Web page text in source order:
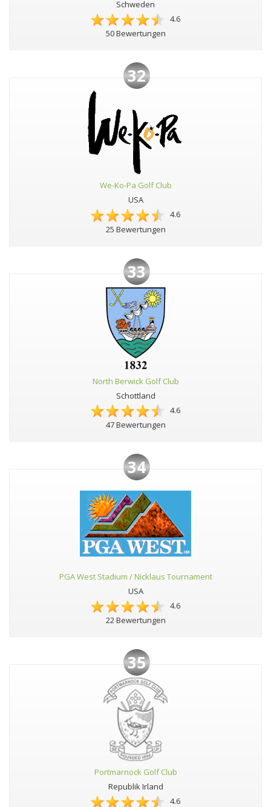
Schweden
4.6
50 Bewertungen
32
We-Ko-Pa Golf Club
USA
4.6
25 Bewertungen
33
North Berwick Golf Club
Schottland
4.6
47 Bewertungen
34
PGA West Stadium / Nicklaus Tournament
USA
4.6
22 Bewertungen
35
Portmarnock Golf Club
Republik Irland
4.6